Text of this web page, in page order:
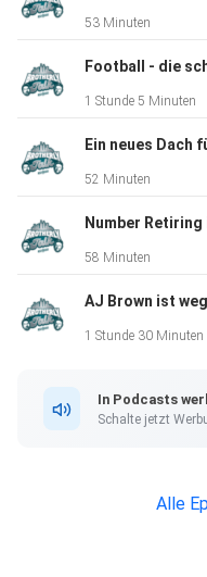
53 Minuten
1 Stunde 5 Minuten
Ein neues Dach
52 Minuten
Number
58 Minuten
1 Stunde 30 Minuten
In Podcasts
Schalte jetzt
Alle